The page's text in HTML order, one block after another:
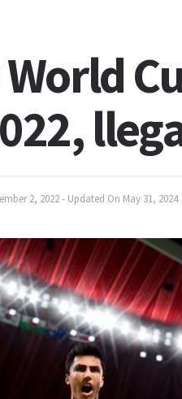
World
2, 2022 - Updated On May 31, 2024